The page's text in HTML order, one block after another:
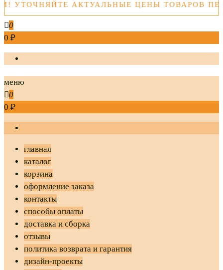
АКТУАЛЬНЫЕ ЦЕНЫ ТОВАРОВ ПЕРЕД
0
0 ₽
меню
0
0 ₽
главная
каталог
корзина
оформление заказа
контакты
способы оплаты
доставка и сборка
отзывы
политика возврата и гарантия
дизайн-проекты